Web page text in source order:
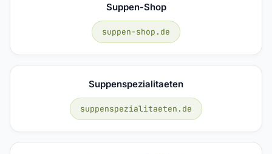
Suppen-Shop
suppen-shop.de
Suppenspezialitaeten
suppenspezialitaeten.de